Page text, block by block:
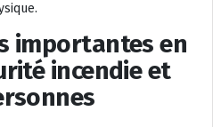
importantes en
incendie et